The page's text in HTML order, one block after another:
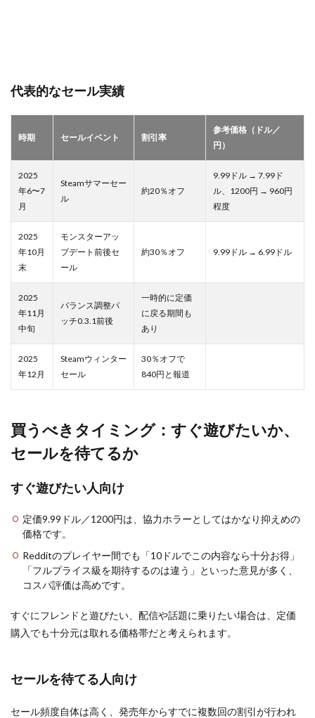
代表的なセール実績
時期 セールイベント 割引率
参考価格（ドル／
円）
2025
年6〜7
月
Steamサマーセー
ル
約20％オフ
9.99ドル → 7.99ド
ル、1200円 → 960円
程度
2025
年10月
末
モンスターアッ
プデート前後セ
ール
約30％オフ 9.99ドル → 6.99ドル
2025
年11月
中旬
バランス調整パ
ッチ0.3.1前後
一時的に定価
に戻る期間も
あり
2025
年12月
Steamウィンター
セール
30％オフで
840円と報道
買うべきタイミング：すぐ遊びたいか、
セールを待てるか
すぐ遊びたい人向け
定価9.99ドル／1200円は、協力ホラーとしてはかなり抑えめの
価格です。
Redditのプレイヤー間でも「10ドルでこの内容なら十分お得」
「フルプライス級を期待するのは違う」といった意見が多く、
コスパ評価は高めです。
すぐにフレンドと遊びたい、配信や話題に乗りたい場合は、定価
購入でも十分元は取れる価格帯だと考えられます。
セールを待てる人向け
セール頻度自体は高く、発売年からすでに複数回の割引が行われ